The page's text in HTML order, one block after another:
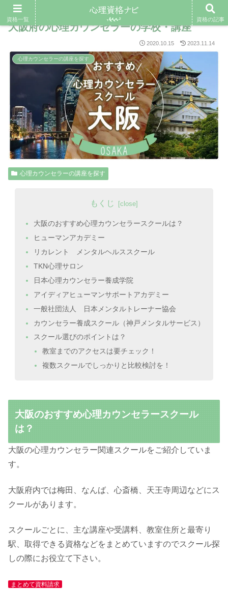
大阪府の心理カウンセラーの学校・講座
2020.10.15 2023.11.14
心理カウンセラーの講座を探す
心理カウンセラーの講座を探す
もくじ
大阪のおすすめ心理カウンセラースクールは？
ヒューマンアカデミー
リカレント メンタルヘルススクール
TKN心理サロン
日本心理カウンセラー養成学院
アイディアヒューマンサポートアカデミー
一般社団法人 日本メンタルトレーナー協会
カウンセラー養成スクール（神戸メンタルサービス）
スクール選びのポイントは？
教室までのアクセスは要チェック！
複数スクールでしっかりと比較検討を！
大阪のおすすめ心理カウンセラースクール
は？
大阪の心理カウンセラー関連スクールをご紹介していま
す。
大阪府内では梅田、なんば、心斎橋、天王寺周辺などにス
クールがあります。
スクールごとに、主な講座や受講料、教室住所と最寄り
駅、取得できる資格などをまとめていますのでスクール探
しの際にお役立て下さい。
まとめて資料請求
資格一覧 資格の記事